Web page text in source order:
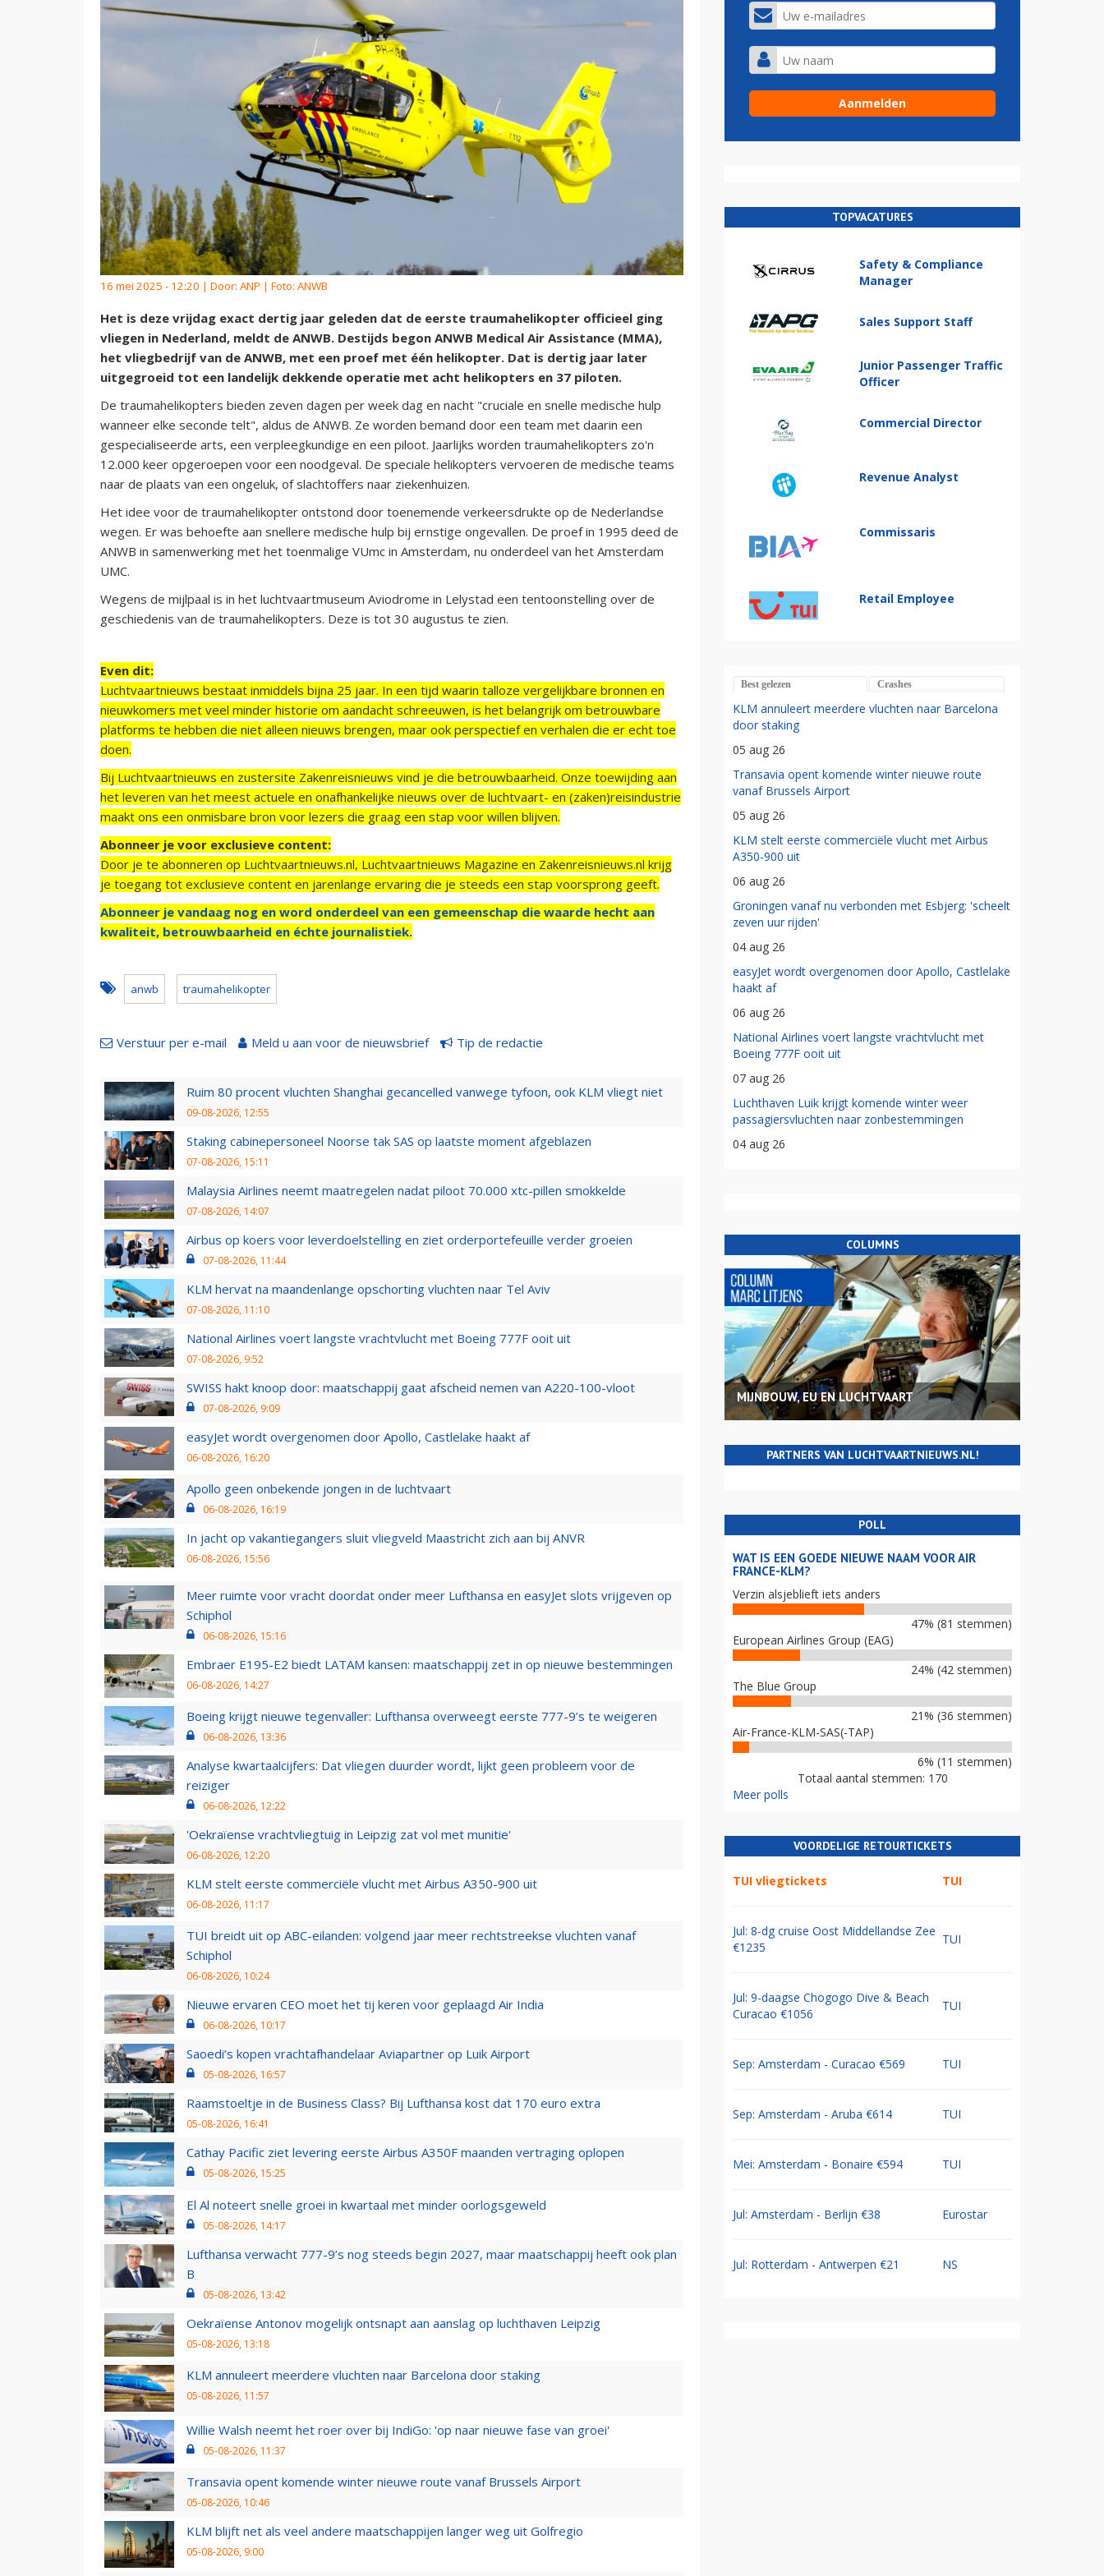
16 mei 2025 - 12:20 | Door: ANP | Foto: ANWB
Het is deze vrijdag exact dertig jaar geleden dat de eerste traumahelikopter officieel ging
vliegen in Nederland, meldt de ANWB. Destijds begon ANWB Medical Air Assistance (MMA),
het vliegbedrijf van de ANWB, met een proef met één helikopter. Dat is dertig jaar later
uitgegroeid tot een landelijk dekkende operatie met acht helikopters en 37 piloten.
De traumahelikopters bieden zeven dagen per week dag en nacht "cruciale en snelle medische hulp
wanneer elke seconde telt", aldus de ANWB. Ze worden bemand door een team met daarin een
gespecialiseerde arts, een verpleegkundige en een piloot. Jaarlijks worden traumahelikopters zo'n
12.000 keer opgeroepen voor een noodgeval. De speciale helikopters vervoeren de medische teams
naar de plaats van een ongeluk, of slachtoffers naar ziekenhuizen.
Het idee voor de traumahelikopter ontstond door toenemende verkeersdrukte op de Nederlandse
wegen. Er was behoefte aan snellere medische hulp bij ernstige ongevallen. De proef in 1995 deed de
ANWB in samenwerking met het toenmalige VUmc in Amsterdam, nu onderdeel van het Amsterdam
UMC.
Wegens de mijlpaal is in het luchtvaartmuseum Aviodrome in Lelystad een tentoonstelling over de
geschiedenis van de traumahelikopters. Deze is tot 30 augustus te zien.
Even dit:
Luchtvaartnieuws bestaat inmiddels bijna 25 jaar. In een tijd waarin talloze vergelijkbare bronnen en
nieuwkomers met veel minder historie om aandacht schreeuwen, is het belangrijk om betrouwbare
platforms te hebben die niet alleen nieuws brengen, maar ook perspectief en verhalen die er echt toe
doen.
Bij Luchtvaartnieuws en zustersite Zakenreisnieuws vind je die betrouwbaarheid. Onze toewijding aan
het leveren van het meest actuele en onafhankelijke nieuws over de luchtvaart- en (zaken)reisindustrie
maakt ons een onmisbare bron voor lezers die graag een stap voor willen blijven.
Abonneer je voor exclusieve content:
Door je te abonneren op Luchtvaartnieuws.nl, Luchtvaartnieuws Magazine en Zakenreisnieuws.nl krijg
je toegang tot exclusieve content en jarenlange ervaring die je steeds een stap voorsprong geeft.
Abonneer je vandaag nog en word onderdeel van een gemeenschap die waarde hecht aan
kwaliteit, betrouwbaarheid en échte journalistiek.
anwb traumahelikopter
Verstuur per e-mail Meld u aan voor de nieuwsbrief Tip de redactie
Ruim 80 procent vluchten Shanghai gecancelled vanwege tyfoon, ook KLM vliegt niet
09-08-2026, 12:55
Staking cabinepersoneel Noorse tak SAS op laatste moment afgeblazen
07-08-2026, 15:11
Malaysia Airlines neemt maatregelen nadat piloot 70.000 xtc-pillen smokkelde
07-08-2026, 14:07
Airbus op koers voor leverdoelstelling en ziet orderportefeuille verder groeien
07-08-2026, 11:44
KLM hervat na maandenlange opschorting vluchten naar Tel Aviv
07-08-2026, 11:10
National Airlines voert langste vrachtvlucht met Boeing 777F ooit uit
07-08-2026, 9:52
SWISS hakt knoop door: maatschappij gaat afscheid nemen van A220-100-vloot
07-08-2026, 9:09
easyJet wordt overgenomen door Apollo, Castlelake haakt af
06-08-2026, 16:20
Apollo geen onbekende jongen in de luchtvaart
06-08-2026, 16:19
In jacht op vakantiegangers sluit vliegveld Maastricht zich aan bij ANVR
06-08-2026, 15:56
Meer ruimte voor vracht doordat onder meer Lufthansa en easyJet slots vrijgeven op
Schiphol
06-08-2026, 15:16
Embraer E195-E2 biedt LATAM kansen: maatschappij zet in op nieuwe bestemmingen
06-08-2026, 14:27
Boeing krijgt nieuwe tegenvaller: Lufthansa overweegt eerste 777-9’s te weigeren
06-08-2026, 13:36
Analyse kwartaalcijfers: Dat vliegen duurder wordt, lijkt geen probleem voor de
reiziger
06-08-2026, 12:22
'Oekraïense vrachtvliegtuig in Leipzig zat vol met munitie'
06-08-2026, 12:20
KLM stelt eerste commerciële vlucht met Airbus A350-900 uit
06-08-2026, 11:17
TUI breidt uit op ABC-eilanden: volgend jaar meer rechtstreekse vluchten vanaf
Schiphol
06-08-2026, 10:24
Nieuwe ervaren CEO moet het tij keren voor geplaagd Air India
06-08-2026, 10:17
Saoedi’s kopen vrachtafhandelaar Aviapartner op Luik Airport
05-08-2026, 16:57
Raamstoeltje in de Business Class? Bij Lufthansa kost dat 170 euro extra
05-08-2026, 16:41
Cathay Pacific ziet levering eerste Airbus A350F maanden vertraging oplopen
05-08-2026, 15:25
El Al noteert snelle groei in kwartaal met minder oorlogsgeweld
05-08-2026, 14:17
Lufthansa verwacht 777-9’s nog steeds begin 2027, maar maatschappij heeft ook plan
B
05-08-2026, 13:42
Oekraïense Antonov mogelijk ontsnapt aan aanslag op luchthaven Leipzig
05-08-2026, 13:18
KLM annuleert meerdere vluchten naar Barcelona door staking
05-08-2026, 11:57
Willie Walsh neemt het roer over bij IndiGo: 'op naar nieuwe fase van groei'
05-08-2026, 11:37
Transavia opent komende winter nieuwe route vanaf Brussels Airport
05-08-2026, 10:46
KLM blijft net als veel andere maatschappijen langer weg uit Golfregio
05-08-2026, 9:00
TOPVACATURES
Safety & Compliance
Manager
Sales Support Staff
Junior Passenger Traffic
Officer
Commercial Director
Revenue Analyst
Commissaris
Retail Employee
Best gelezen Crashes
KLM annuleert meerdere vluchten naar Barcelona
door staking
05 aug 26
Transavia opent komende winter nieuwe route
vanaf Brussels Airport
05 aug 26
KLM stelt eerste commerciële vlucht met Airbus
A350-900 uit
06 aug 26
Groningen vanaf nu verbonden met Esbjerg: 'scheelt
zeven uur rijden'
04 aug 26
easyJet wordt overgenomen door Apollo, Castlelake
haakt af
06 aug 26
National Airlines voert langste vrachtvlucht met
Boeing 777F ooit uit
07 aug 26
Luchthaven Luik krijgt komende winter weer
passagiersvluchten naar zonbestemmingen
04 aug 26
COLUMNS
MIJNBOUW, EU EN LUCHTVAART
PARTNERS VAN LUCHTVAARTNIEUWS.NL!
POLL
WAT IS EEN GOEDE NIEUWE NAAM VOOR AIR
FRANCE-KLM?
Verzin alsjeblieft iets anders
47% (81 stemmen)
European Airlines Group (EAG)
24% (42 stemmen)
The Blue Group
21% (36 stemmen)
Air-France-KLM-SAS(-TAP)
6% (11 stemmen)
Totaal aantal stemmen: 170
Meer polls
VOORDELIGE RETOURTICKETS
TUI vliegtickets TUI
Jul: 8-dg cruise Oost Middellandse Zee
€1235
TUI
Jul: 9-daagse Chogogo Dive & Beach
Curacao €1056
TUI
Sep: Amsterdam - Curacao €569 TUI
Sep: Amsterdam - Aruba €614 TUI
Mei: Amsterdam - Bonaire €594 TUI
Jul: Amsterdam - Berlijn €38 Eurostar
Jul: Rotterdam - Antwerpen €21 NS